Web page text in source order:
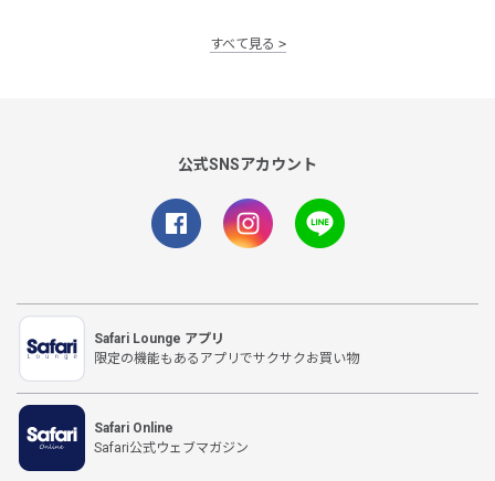
すべて見る
公式SNSアカウント
Safari Lounge アプリ
限定の機能もあるアプリでサクサクお買い物
Safari Online
Safari公式ウェブマガジン